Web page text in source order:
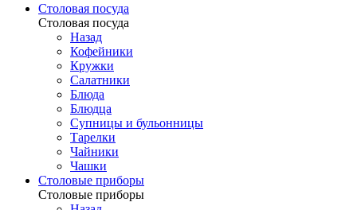
Столовая посуда
Столовая посуда
Назад
Кофейники
Кружки
Салатники
Блюда
Блюдца
Супницы и бульонницы
Тарелки
Чайники
Чашки
Cтоловые приборы
Cтоловые приборы